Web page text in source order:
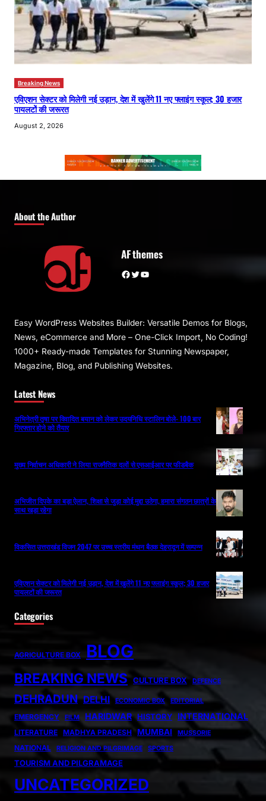
Breaking News
एविएशन सेक्टर को मिलेगी नई उड़ान, देश में खुलेंगे 11 नए फ्लाइंग स्कूल; 30 हजार
पायलटों की जरूरत
August 2, 2026
About the Author
AF themes
Facebook Twitter YouTube
Easy WordPress Websites Builder: Versatile Demos for Blogs,
News, eCommerce and More – One-Click Import, No Coding!
1000+ Ready-made Templates for Stunning Newspaper,
Magazine, Blog, and Publishing Websites.
Latest News
अभिनेत्री तृषा पर विवादित बयान को लेकर उदयनिधि स्टालिन बोले- 100 बार
गिरफ्तार होने को तैयार
मुख्य निर्वाचन अधिकारी ने लिया राजनैतिक दलों से एसआईआर पर फीडबैक
अभिजीत दिपके का बड़ा ऐलान, शिक्षा से जुड़ा कोई मुद्दा उठेगा, हमारा संगठन छात्रों के
साथ खड़ा रहेगा
विकसित उत्तराखंड विजन 2047 पर उच्च स्तरीय मंथन बैठक देहरादून में सम्पन्न
एविएशन सेक्टर को मिलेगी नई उड़ान, देश में खुलेंगे 11 नए फ्लाइंग स्कूल; 30 हजार
पायलटों की जरूरत
Categories
AGRICULTURE BOX BLOG
BREAKING NEWS CULTURE BOX DEFENCE
DEHRADUN DELHI ECONOMIC BOX EDITORIAL
EMERGENCY FILM HARIDWAR HISTORY INTERNATIONAL
LITERATURE MADHYA PRADESH MUMBAI MUSSORIE
NATIONAL RELIGION AND PILGRIMAGE SPORTS
TOURISM AND PILGRAMAGE
UNCATEGORIZED